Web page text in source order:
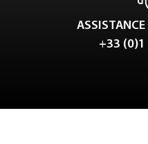
+33 (0)1